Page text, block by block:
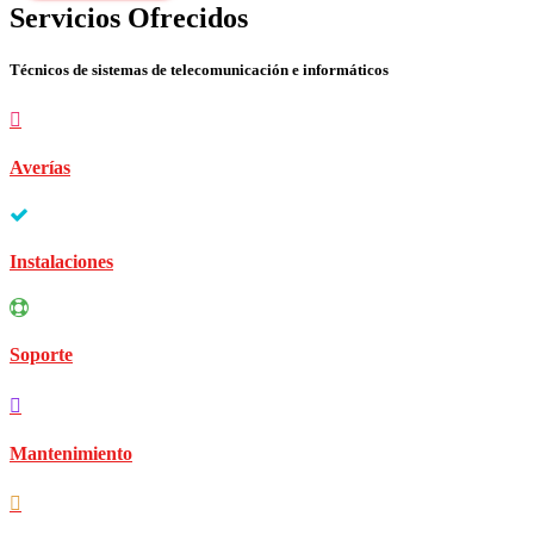
Servicios Ofrecidos
Técnicos de sistemas de telecomunicación e informáticos
Averías
Instalaciones
Soporte
Mantenimiento